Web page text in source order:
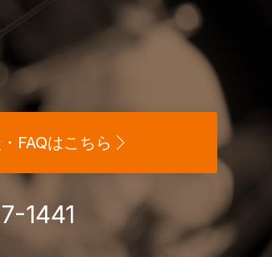
FAQはこちら
1441